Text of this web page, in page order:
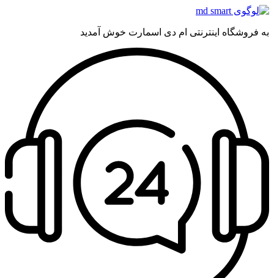
به فروشگاه اینترنتی ام دی اسمارت خوش آمدید